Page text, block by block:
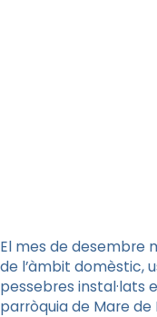
El mes de desembre
de l’àmbit domèstic,
pessebres instal·lats
parròquia de Mare de